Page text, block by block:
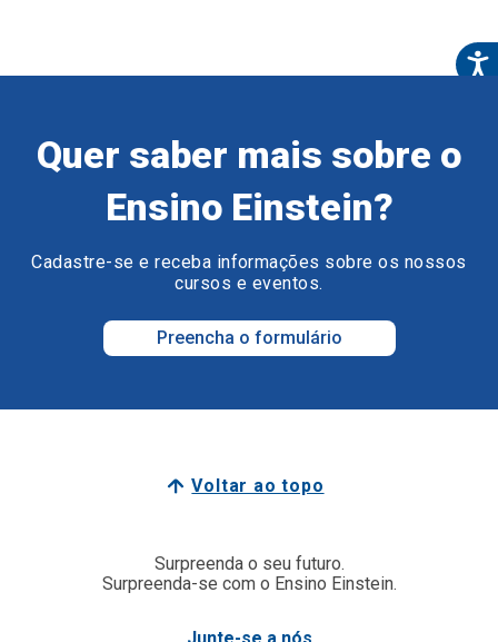
Quer saber mais sobre o
Ensino Einstein?
Cadastre-se e receba informações sobre os nossos
cursos e eventos.
Preencha o formulário
Voltar ao topo
Surpreenda o seu futuro.
Surpreenda-se com o Ensino Einstein.